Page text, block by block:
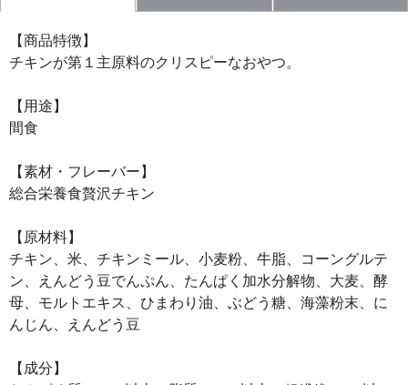
【商品特徴】
チキンが第１主原料のクリスピーなおやつ。
【用途】
間食
【素材・フレーバー】
総合栄養食贅沢チキン
【原材料】
チキン、米、チキンミール、小麦粉、牛脂、コーングルテ
ン、えんどう豆でんぷん、たんぱく加水分解物、大麦、酵
母、モルトエキス、ひまわり油、ぶどう糖、海藻粉末、に
んじん、えんどう豆
【成分】